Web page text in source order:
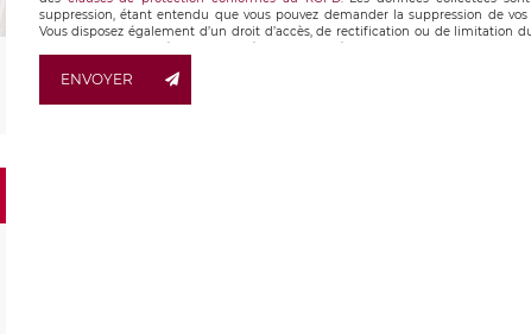
suppression, étant entendu que vous pouvez demander la suppression de
Vous disposez également d’un droit d’accès, de rectification ou de limitation
responsable de traitement est la société LÉGAVOX, sis 9 rue
ENVOYER